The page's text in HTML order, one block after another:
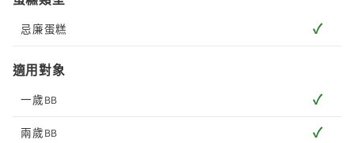
忌廉蛋糕 ✓
適用對象
一歲BB ✓
兩歲BB ✓